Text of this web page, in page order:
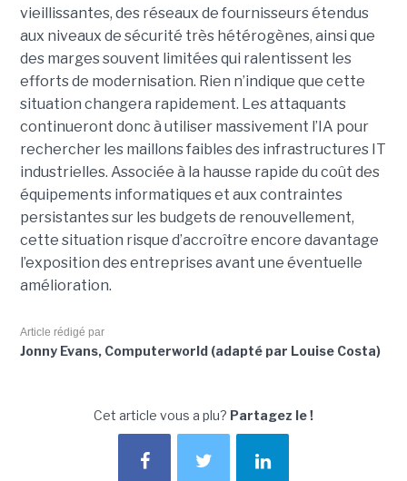
vieillissantes, des réseaux de fournisseurs étendus
aux niveaux de sécurité très hétérogènes, ainsi que
des marges souvent limitées qui ralentissent les
efforts de modernisation. Rien n’indique que cette
situation changera rapidement. Les attaquants
continueront donc à utiliser massivement l’IA pour
rechercher les maillons faibles des infrastructures IT
industrielles. Associée à la hausse rapide du coût des
équipements informatiques et aux contraintes
persistantes sur les budgets de renouvellement,
cette situation risque d’accroître encore davantage
l’exposition des entreprises avant une éventuelle
amélioration.
Article rédigé par
Jonny Evans, Computerworld (adapté par Louise Costa)
Cet article vous a plu? Partagez le !